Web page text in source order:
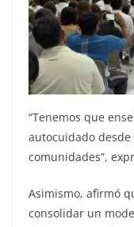
“Tenemos que
autocuidado
comunidades”,
Asimismo, afirmó
consolidar un